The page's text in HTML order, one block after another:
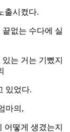
출시켰다.
없는 수다에 실
는 거는 기뻤지
있었다.
마의,
떻게 생겼는지